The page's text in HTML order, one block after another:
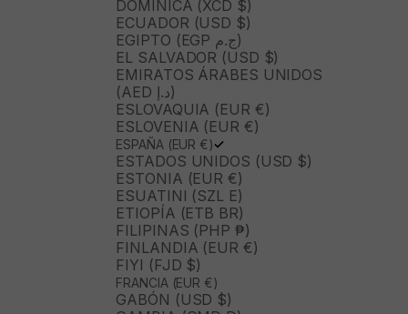
DOMINICA (XCD $)
ECUADOR (USD $)
EGIPTO (EGP ج.م)
EL SALVADOR (USD $)
EMIRATOS ÁRABES UNIDOS
(AED د.إ)
ESLOVAQUIA (EUR €)
ESLOVENIA (EUR €)
ESPAÑA (EUR €)
ESTADOS UNIDOS (USD $)
ESTONIA (EUR €)
ESUATINI (SZL E)
ETIOPÍA (ETB BR)
FILIPINAS (PHP ₱)
FINLANDIA (EUR €)
FIYI (FJD $)
FRANCIA (EUR €)
GABÓN (USD $)